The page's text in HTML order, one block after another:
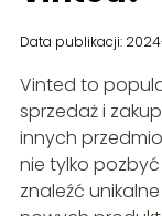
Data publikacji:
Vinted to
sprzedaż i
innych
nie tylko
znaleźć